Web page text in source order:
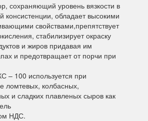
сохраняющий уровень вязкости в
консистенции, обладает высокими
свойствами,препятствует
стабилизирует окраску
и жиров придавая им
и предотвращает от порчи при
100 используется при
ломтевых, колбасных,
и сладких плавленых сыров как
НДС.